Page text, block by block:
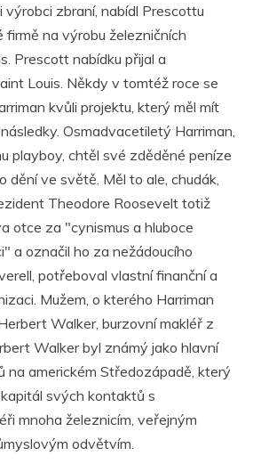
zbraní, nabídl Prescottu
firmě na výrobu železničních
Prescott nabídku přijal a
Louis. Někdy v tomtéž roce se
kvůli projektu, který měl mít
Osmadvacetiletý Harriman,
playboy, chtěl své zděděné peníze
ve světě. Měl to ale, chudák,
Theodore Roosevelt totiž
otce za "cynismus a hluboce
a označil ho za nežádoucího
potřeboval vlastní finanční a
Mužem, o kterého Harriman
Walker, burzovní makléř z
Walker byl známý jako hlavní
na americkém Středozápadě, který
svých kontaktů s
mnoha železnicím, veřejným
odvětvím.